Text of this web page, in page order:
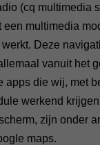
(cq multimedia
een multimedia
Deze
vanuit het
apps die wij, met
werkend
zijn onder
maps.